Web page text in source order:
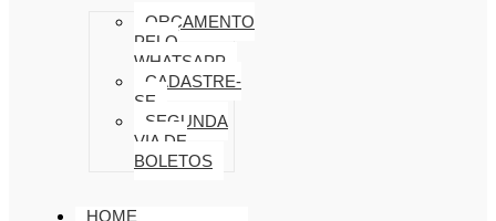
ORÇAMENTO
PELO
WHATSAPP
CADASTRE-
SE
SEGUNDA
VIA DE
BOLETOS
HOME